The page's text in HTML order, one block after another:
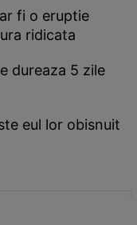
fi o eruptie
ridicata
dureaza 5 zile
eul lor obisnuit